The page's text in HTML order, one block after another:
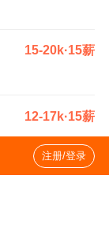
15-20k·15薪
12-17k·15薪
注册/登录